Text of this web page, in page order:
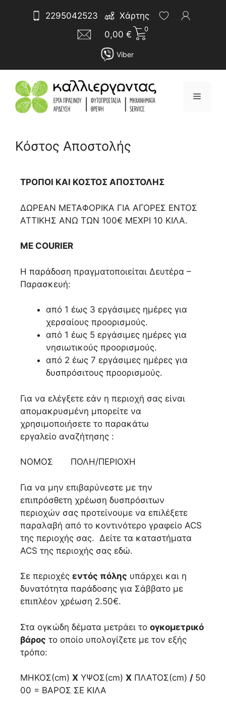
2295042523
Χάρτης
0,00 €
0
Viber
Μενού
Κόστος Αποστολής
ΤΡΟΠΟΙ ΚΑΙ ΚΟΣΤΟΣ ΑΠΟΣΤΟΛΗΣ
ΔΩΡΕΑΝ ΜΕΤΑΦΟΡΙΚΑ ΓΙΑ ΑΓΟΡΕΣ ΕΝΤΟΣ
ΑΤΤΙΚΗΣ ΑΝΩ ΤΩΝ 100€ ΜΕΧΡΙ 10 ΚΙΛΑ.
ΜΕ COURIER
Η παράδοση πραγματοποιείται Δευτέρα –
Παρασκευή:
από 1 έως 3 εργάσιμες ημέρες για
χερσαίους προορισμούς.
από 1 έως 5 εργάσιμες ημέρες για
νησιωτικούς προορισμούς.
από 2 έως 7 εργάσιμες ημέρες για
δυσπρόσιτους προορισμούς.
Για να ελέγξετε εάν η περιοχή σας είναι
απομακρυσμένη μπορείτε να
χρησιμοποιήσετε το παρακάτω
εργαλείο αναζήτησης :
ΝΟΜΟΣ ΠΟΛΗ/ΠΕΡΙΟΧΗ
Για να μην επιβαρύνεστε με την
επιπρόσθετη χρέωση δυσπρόσιτων
περιοχών σας προτείνουμε να επιλέξετε
παραλαβή από το κοντινότερο γραφείο ACS
της περιοχής σας. Δείτε τα καταστήματα
ACS της περιοχής σας εδώ.
Σε περιοχές εντός πόλης υπάρχει και η
δυνατότητα παράδοσης για Σάββατο με
επιπλέον χρέωση 2.50€.
Στα ογκώδη δέματα μετράει το ογκομετρικό
βάρος το οποίο υπολογίζετε με τον εξής
τρόπο:
ΜΗΚΟΣ(cm) Χ ΥΨΟΣ(cm) Χ ΠΛΑΤΟΣ(cm) / 50
00 = ΒΑΡΟΣ ΣΕ ΚΙΛΑ